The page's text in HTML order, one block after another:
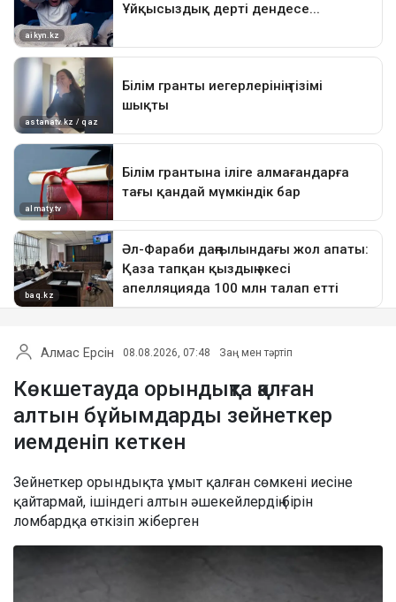
Алмас Ерсін 08.08.2026, 07:48 Заң мен тәртіп
Көкшетауда орындықта қалған
алтын бұйымдарды зейнеткер
иемденіп кеткен
Зейнеткер орындықта ұмыт қалған сөмкені иесіне
қайтармай, ішіндегі алтын әшекейлердің бірін
ломбардқа өткізіп жіберген